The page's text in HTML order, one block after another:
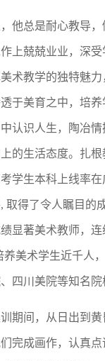
他总是耐心教导
上兢兢业业，深
术教学的独特魅
于美育之中，培养
认识人生，陶冶
的生活态度。扎根
学生本科上线率
, 取得了令人瞩目的
显著美术教师，
养美术学生近千人
四川美院等知名院
期间，从日出到
完成画作，认真